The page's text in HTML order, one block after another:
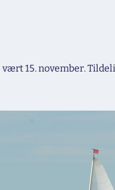
15. november.